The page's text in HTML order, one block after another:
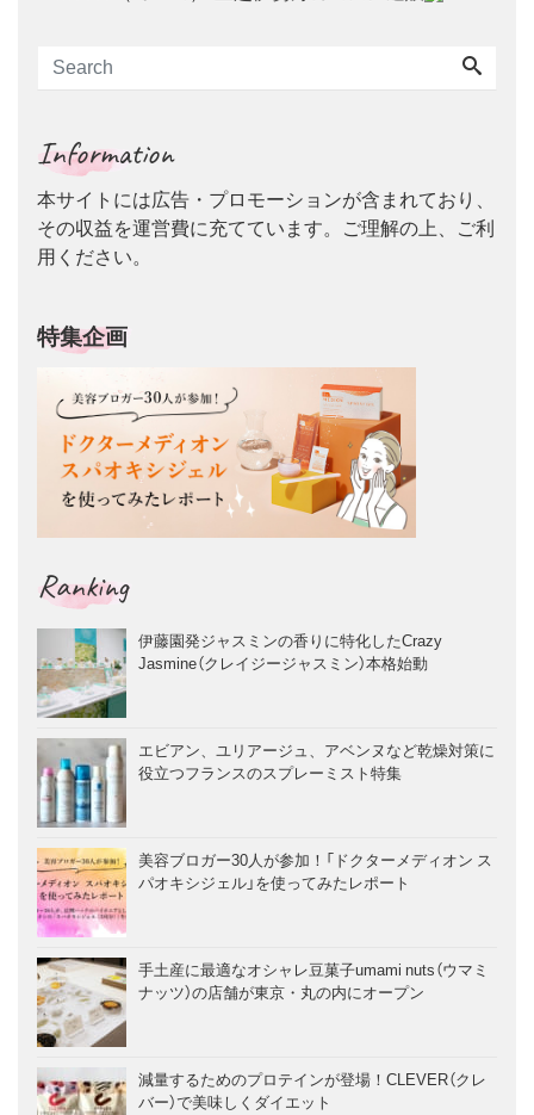
Information
本サイトには広告・プロモーションが含まれており、
その収益を運営費に充てています。ご理解の上、ご利
用ください。
特集企画
Ranking
伊藤園発ジャスミンの香りに特化したCrazy
Jasmine（クレイジージャスミン）本格始動
エビアン、ユリアージュ、アベンヌなど乾燥対策に
役立つフランスのスプレーミスト特集
美容ブロガー30人が参加！「ドクターメディオン ス
パオキシジェル」を使ってみたレポート
手土産に最適なオシャレ豆菓子umami nuts（ウマミ
ナッツ）の店舗が東京・丸の内にオープン
減量するためのプロテインが登場！CLEVER（クレ
バー）で美味しくダイエット